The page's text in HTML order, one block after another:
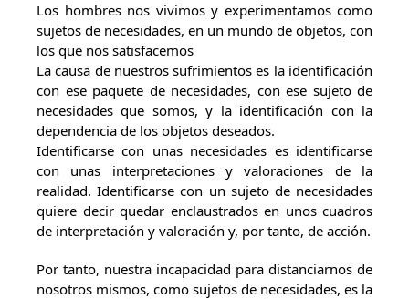
Los hombres nos vivimos y experimentamos como
sujetos de necesidades, en un mundo de objetos, con
los que nos satisfacemos
La causa de nuestros sufrimientos es la identificación
con ese paquete de necesidades, con ese sujeto de
necesidades que somos, y la identificación con la
dependencia de los objetos deseados.
Identificarse con unas necesidades es identificarse
con unas interpretaciones y valoraciones de la
realidad. Identificarse con un sujeto de necesidades
quiere decir quedar enclaustrados en unos cuadros
de interpretación y valoración y, por tanto, de acción.
Por tanto, nuestra incapacidad para distanciarnos de
nosotros mismos, como sujetos de necesidades, es la